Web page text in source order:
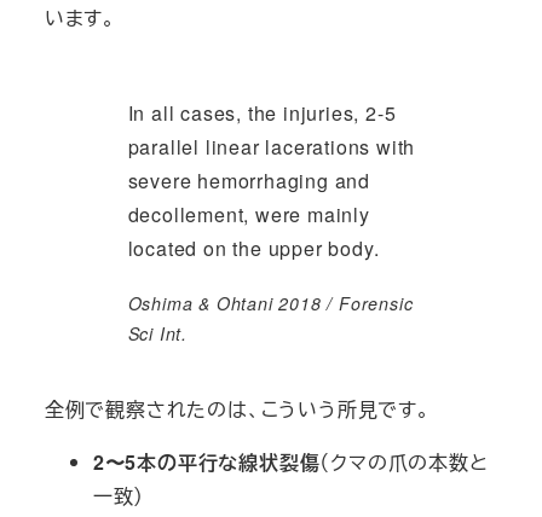
います。
In all cases, the injuries, 2-5
parallel linear lacerations with
severe hemorrhaging and
decollement, were mainly
located on the upper body.
Oshima & Ohtani 2018 / Forensic
Sci Int.
全例で観察されたのは、こういう所見です。
2〜5本の平行な線状裂傷（クマの爪の本数と
一致）